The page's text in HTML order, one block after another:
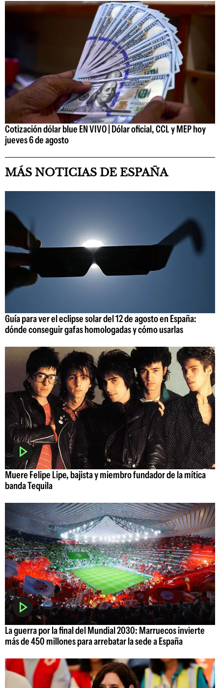
Cotización dólar blue EN VIVO | Dólar oficial, CCL y MEP hoy
jueves 6 de agosto
MÁS NOTICIAS DE ESPAÑA
Guía para ver el eclipse solar del 12 de agosto en España:
dónde conseguir gafas homologadas y cómo usarlas
Muere Felipe Lipe, bajista y miembro fundador de la mítica
banda Tequila
La guerra por la final del Mundial 2030: Marruecos invierte
más de 450 millones para arrebatar la sede a España